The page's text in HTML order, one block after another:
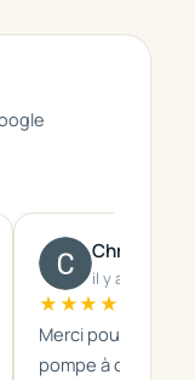
Christine
il y a un mois
★★★★★
Merci pour
pompe à chaleur